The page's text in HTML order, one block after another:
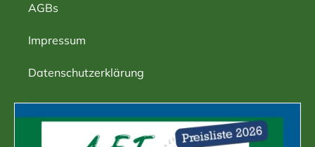
AGBs
Impressum
Datenschutzerklärung